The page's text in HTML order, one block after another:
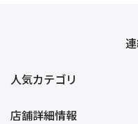
人気カテゴリ
店舗詳細情報